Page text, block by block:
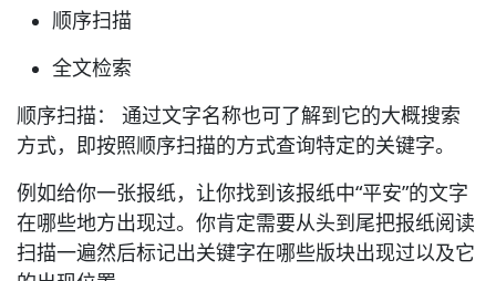
顺序扫描
全文检索
顺序扫描： 通过文字名称也可了解到它的大概搜索
方式，即按照顺序扫描的方式查询特定的关键字。
例如给你一张报纸，让你找到该报纸中“平安”的文字
在哪些地方出现过。你肯定需要从头到尾把报纸阅读
扫描一遍然后标记出关键字在哪些版块出现过以及它